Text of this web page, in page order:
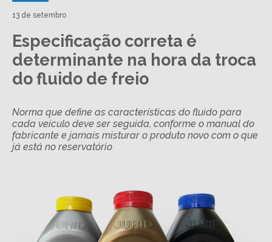
13 de setembro
Especificação correta é
determinante na hora da troca
do fluido de freio
Norma que define as características do fluido para
cada veículo deve ser seguida, conforme o manual do
fabricante e jamais misturar o produto novo com o que
já está no reservatório